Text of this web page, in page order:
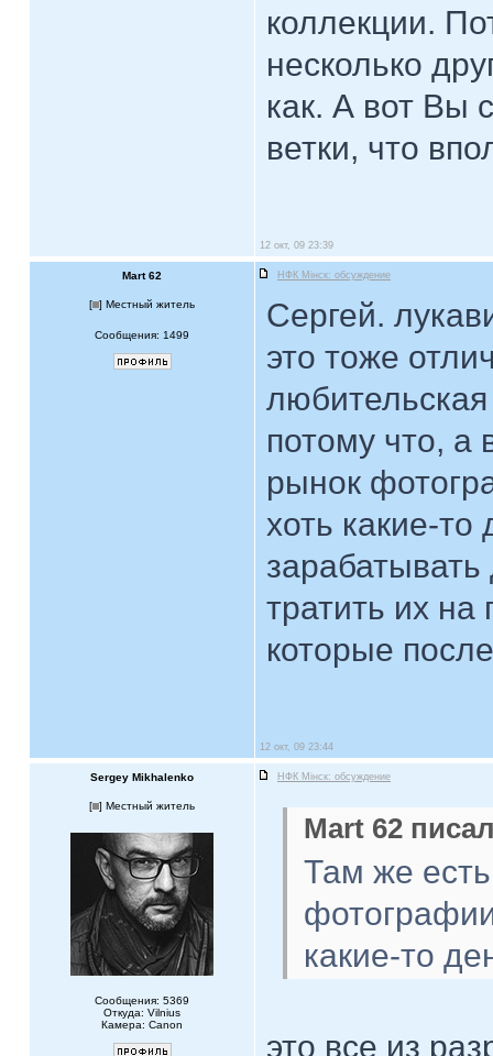
коллекции.
несколько
как. А вот Вы
ветки, что
12 окт, 09 23:39
Mart 62 НФК Мiнск: обсуждение
[ ] Местный житель
Сообщения: 1499
Сергей.
это тоже
потому что, а
рынок
хоть какие-
тратить их
которые
12 окт, 09 23:44
Sergey Mikhalenko НФК Мiнск: обсуждение
[ ] Местный житель
Сообщения: 5369
Откуда: Vilnius
Камера: Canon
Mart 62
Там же
какие-то
это все из